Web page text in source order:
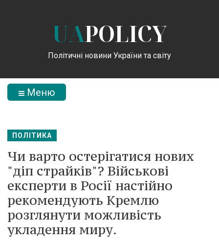
UAPOLICY
Політичні новини України та світу
Меню
ПОЛІТИКА
Чи варто остерігатися нових
"діп страйків"? Військові
експерти в Росії настійно
рекомендують Кремлю
розглянути можливість
укладення миру.